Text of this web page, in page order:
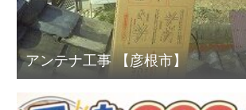
アンテナ工事 【彦根市】